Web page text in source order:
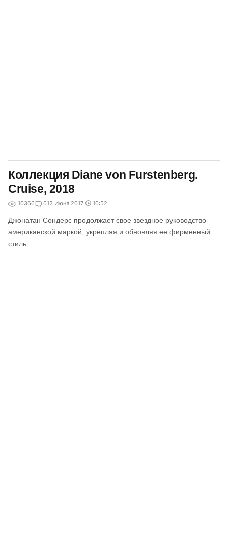
Коллекция Diane von Furstenberg.
Cruise, 2018
10366 012 Июня 2017 10:52
Джонатан Сондерс продолжает свое звездное руководство
американской маркой, укрепляя и обновляя ее фирменный
стиль.